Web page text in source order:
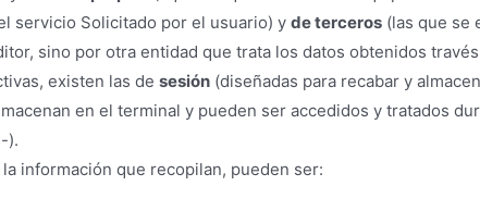
servicio Solicitado por el usuario) y de terceros (las que se
sino por otra entidad que trata los datos obtenidos
existen las de sesión (diseñadas para recabar y
en el terminal y pueden ser accedidos y tratados
).
información que recopilan, pueden ser: